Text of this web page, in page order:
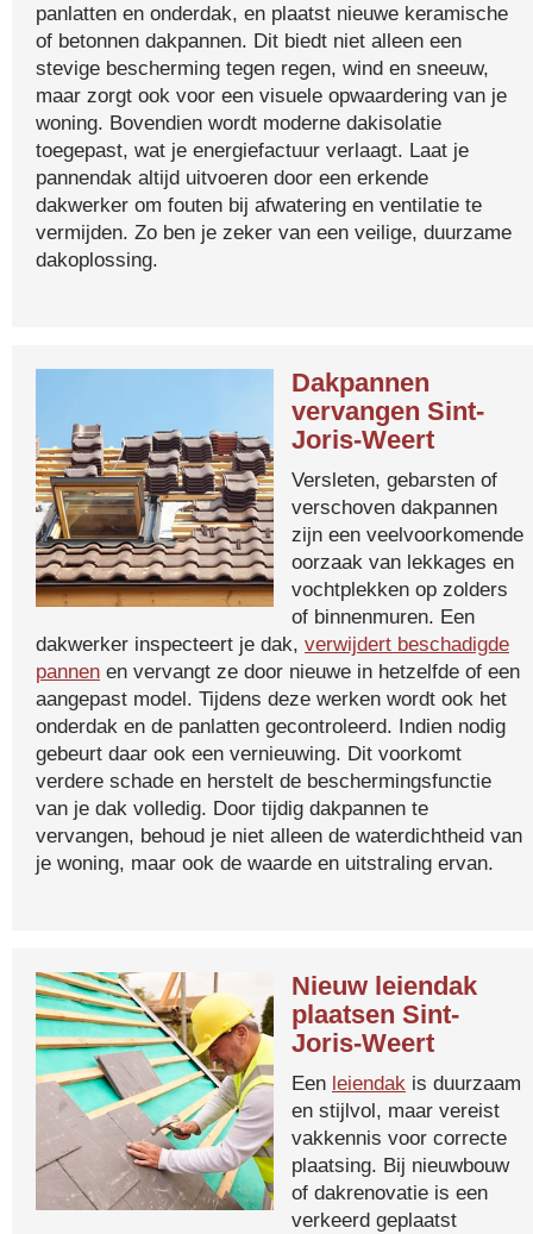
panlatten en onderdak, en plaatst nieuwe keramische
of betonnen dakpannen. Dit biedt niet alleen een
stevige bescherming tegen regen, wind en sneeuw,
maar zorgt ook voor een visuele opwaardering van je
woning. Bovendien wordt moderne dakisolatie
toegepast, wat je energiefactuur verlaagt. Laat je
pannendak altijd uitvoeren door een erkende
dakwerker om fouten bij afwatering en ventilatie te
vermijden. Zo ben je zeker van een veilige, duurzame
dakoplossing.
Dakpannen
vervangen Sint-
Joris-Weert
Versleten, gebarsten of
verschoven dakpannen
zijn een veelvoorkomende
oorzaak van lekkages en
vochtplekken op zolders
of binnenmuren. Een
dakwerker inspecteert je dak, verwijdert beschadigde
pannen en vervangt ze door nieuwe in hetzelfde of een
aangepast model. Tijdens deze werken wordt ook het
onderdak en de panlatten gecontroleerd. Indien nodig
gebeurt daar ook een vernieuwing. Dit voorkomt
verdere schade en herstelt de beschermingsfunctie
van je dak volledig. Door tijdig dakpannen te
vervangen, behoud je niet alleen de waterdichtheid van
je woning, maar ook de waarde en uitstraling ervan.
Nieuw leiendak
plaatsen Sint-
Joris-Weert
Een leiendak is duurzaam
en stijlvol, maar vereist
vakkennis voor correcte
plaatsing. Bij nieuwbouw
of dakrenovatie is een
verkeerd geplaatst